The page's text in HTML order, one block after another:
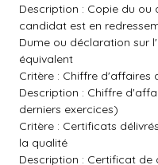
Description : Copie du ou
candidat est en
Dume ou déclaration sur
équivalent
Critère : Chiffre d'affaires
Description : Chiffre
derniers exercices)
Critère : Certificats
la qualité
Description : Certificat